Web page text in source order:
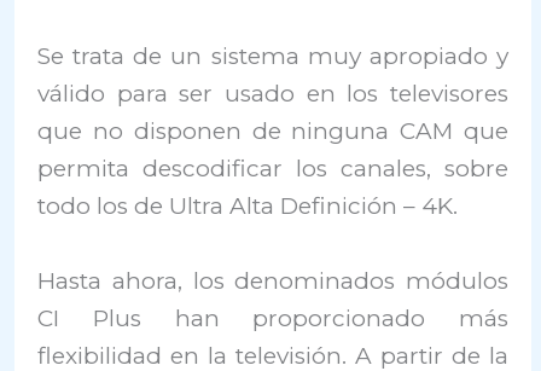
Se trata de un sistema muy apropiado y
válido para ser usado en los televisores
que no disponen de ninguna CAM que
permita descodificar los canales, sobre
todo los de Ultra Alta Definición – 4K.
Hasta ahora, los denominados módulos
CI Plus han proporcionado más
flexibilidad en la televisión. A partir de la